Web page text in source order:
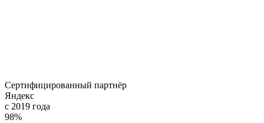
Сертифицированный партнёр
Яндекс
с 2019 года
98%